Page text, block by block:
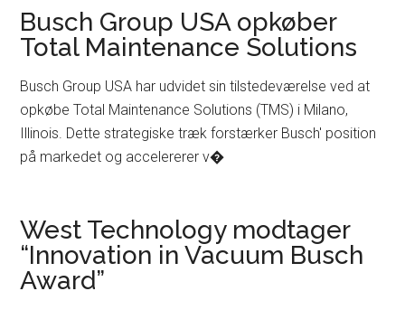
Busch Group USA opkøber
Total Maintenance Solutions
Busch Group USA har udvidet sin tilstedeværelse ved at
opkøbe Total Maintenance Solutions (TMS) i Milano,
Illinois. Dette strategiske træk forstærker Busch' position
på markedet og accelererer v�
West Technology modtager
“Innovation in Vacuum Busch
Award”